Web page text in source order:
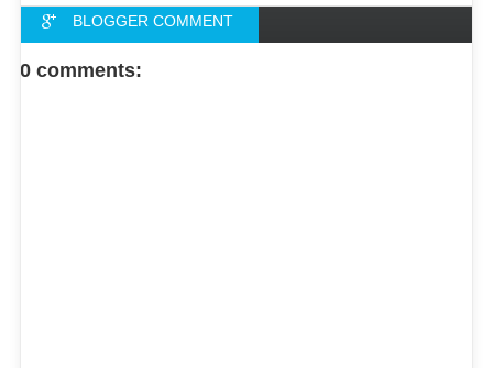
BLOGGER COMMENT
FACEBOOK COMMENT
0 comments: